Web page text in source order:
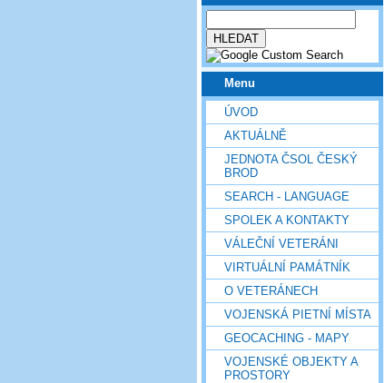
Menu
ÚVOD
AKTUÁLNĚ
JEDNOTA ČSOL ČESKÝ
BROD
SEARCH - LANGUAGE
SPOLEK A KONTAKTY
VÁLEČNÍ VETERÁNI
VIRTUÁLNÍ PAMÁTNÍK
O VETERÁNECH
VOJENSKÁ PIETNÍ MÍSTA
GEOCACHING - MAPY
VOJENSKÉ OBJEKTY A
PROSTORY